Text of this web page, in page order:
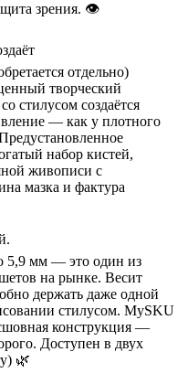
зрения. 👁️
отдельно)
творческий
стилусом создаётся
— как у плотного
набор кистей,
живописи с
мазка и фактура
5,9 мм — это один из
на рынке. Весит
держать даже одной
стилусом. MySKU
конструкция —
Доступен в двух
🌿